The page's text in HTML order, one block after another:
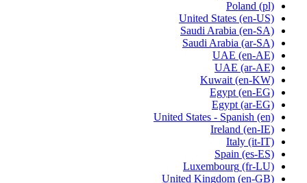
Poland (pl)
United States (en-US)
Saudi Arabia (en-SA)
Saudi Arabia (ar-SA)
UAE (en-AE)
UAE (ar-AE)
Kuwait (en-KW)
Egypt (en-EG)
Egypt (ar-EG)
United States - Spanish (en)
Ireland (en-IE)
Italy (it-IT)
Spain (es-ES)
Luxembourg (fr-LU)
United Kingdom (en-GB)